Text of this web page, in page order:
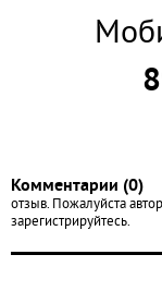
Комментарии (0)
отзыв. Пожалуйста
зарегистрируйтесь.